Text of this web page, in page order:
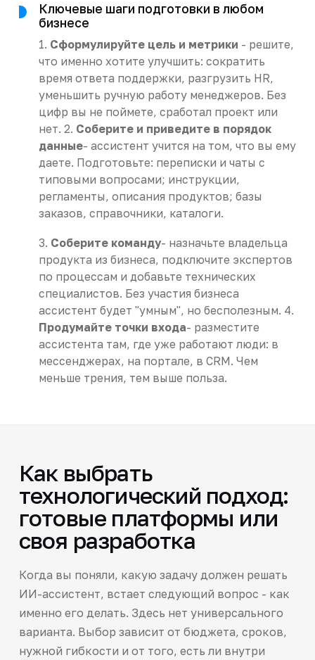
Ключевые шаги подготовки в любом
бизнесе
1. Сформулируйте цель и метрики - решите,
что именно хотите улучшить: сократить
время ответа поддержки, разгрузить HR,
уменьшить ручную работу менеджеров. Без
цифр вы не поймете, сработал проект или
нет. 2. Соберите и приведите в порядок
данные- ассистент учится на том, что вы ему
даете. Подготовьте: переписки и чаты с
типовыми вопросами; инструкции,
регламенты, описания продуктов; базы
заказов, справочники, каталоги.
3. Соберите команду- назначьте владельца
продукта из бизнеса, подключите экспертов
по процессам и добавьте технических
специалистов. Без участия бизнеса
ассистент будет "умным", но бесполезным. 4.
Продумайте точки входа- разместите
ассистента там, где уже работают люди: в
мессенджерах, на портале, в CRM. Чем
меньше трения, тем выше польза.
Как выбрать
технологический подход:
готовые платформы или
своя разработка
Когда вы поняли, какую задачу должен решать
ИИ-ассистент, встает следующий вопрос - как
именно его делать. Здесь нет универсального
варианта. Выбор зависит от бюджета, сроков,
нужной гибкости и от того, есть ли внутри